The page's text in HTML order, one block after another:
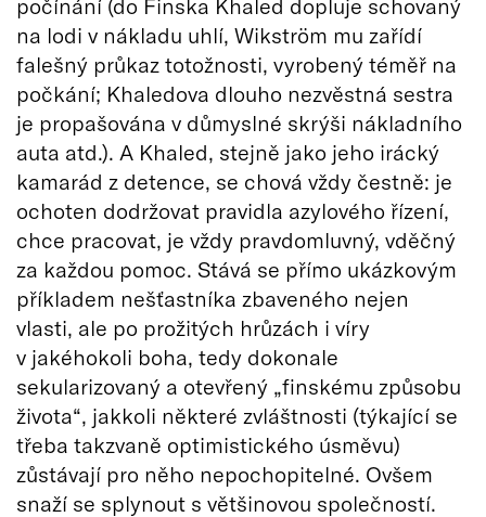
počínání (do Finska Khaled dopluje schovaný
na lodi v nákladu uhlí, Wikström mu zařídí
falešný průkaz totožnosti, vyrobený téměř na
počkání; Khaledova dlouho nezvěstná sestra
je propašována v důmyslné skrýši nákladního
auta atd.). A Khaled, stejně jako jeho irácký
kamarád z detence, se chová vždy čestně: je
ochoten dodržovat pravidla azylového řízení,
chce pracovat, je vždy pravdomluvný, vděčný
za každou pomoc. Stává se přímo ukázkovým
příkladem nešťastníka zbaveného nejen
vlasti, ale po prožitých hrůzách i víry
v jakéhokoli boha, tedy dokonale
sekularizovaný a otevřený „finskému způsobu
života“, jakkoli některé zvláštnosti (týkající se
třeba takzvaně optimistického úsměvu)
zůstávají pro něho nepochopitelné. Ovšem
snaží se splynout s většinovou společností.